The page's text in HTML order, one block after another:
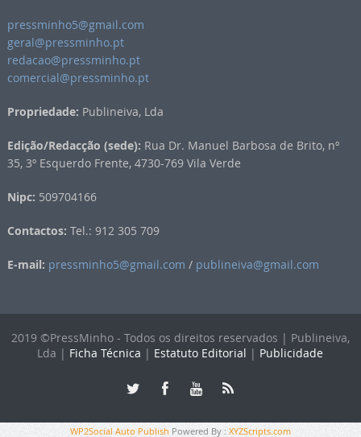
pressminho5@gmail.com
geral@pressminho.pt
redacao@pressminho.pt
comercial@pressminho.pt
Propriedade: Publineiva, Lda
Edição/Redacção (sede): Rua Dr. Manuel Barbosa de Brito, nº
35, 3º Esquerdo Frente, 4730-769 Vila Verde
Nipc: 509704166
Contactos: Tel.: 912 305 709
E-mail: pressminho5@gmail.com / publineiva@gmail.com
2019 ©PressMinho - Todos os direitos reservados | Publineiva,
Lda | Ficha Técnica | Estatuto Editorial | Publicidade
WP2Social Auto Publish Powered By : XYZScripts.com